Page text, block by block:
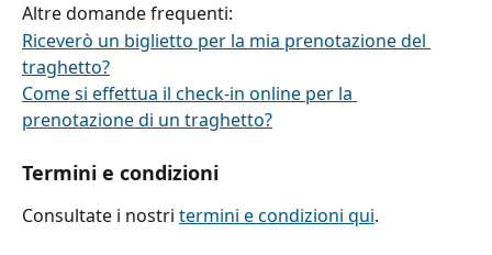
Altre domande frequenti:
Riceverò un biglietto per la mia prenotazione del
traghetto?
Come si effettua il check-in online per la
prenotazione di un traghetto?
Termini e condizioni
Consultate i nostri termini e condizioni qui.